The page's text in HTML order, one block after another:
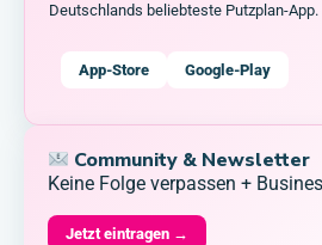
Deutschlands beliebteste Putzplan-App.
App-Store Google-Play
Community & Newsletter
Keine Folge verpassen +
Jetzt eintragen →